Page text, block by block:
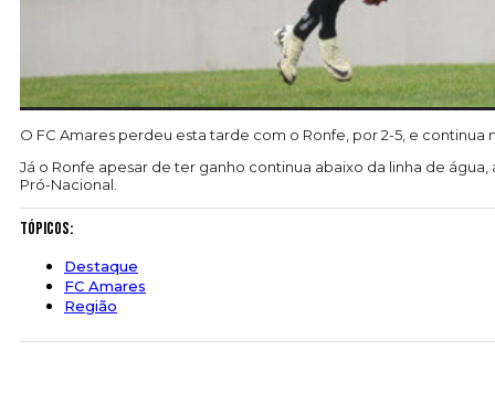
O FC Amares perdeu esta tarde com o Ronfe, por 2-5, e continua
Já o Ronfe apesar de ter ganho continua abaixo da linha de
Pró-Nacional.
Tópicos:
Destaque
FC Amares
Região